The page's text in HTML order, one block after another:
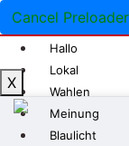
Cancel Preloader
Hallo
Lokal
Wahlen
Meinung
Blaulicht
X